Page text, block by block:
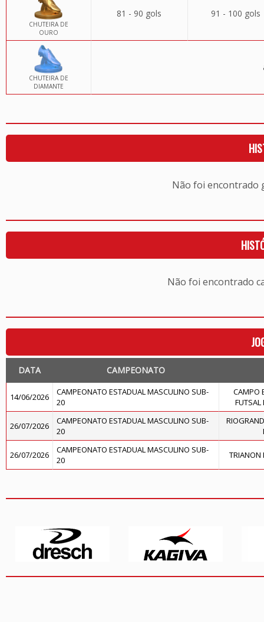
CHUTEIRA DE
OURO
81 - 90 gols 91 - 100 gols
CHUTEIRA DE
DIAMANTE
Não foi encontrado
Não foi encontrado
DATA CAMPEONATO
14/06/2026
CAMPEONATO ESTADUAL MASCULINO SUB-
20
CAMPO
26/07/2026
CAMPEONATO ESTADUAL MASCULINO SUB-
20
26/07/2026
CAMPEONATO ESTADUAL MASCULINO SUB-
20
TRIANON